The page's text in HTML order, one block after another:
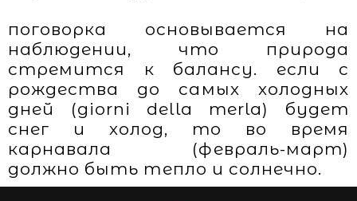
поговорка основывается на
наблюдении, что природа
стремится к балансу. если с
рождества до самых холодных
дней (giorni della merla) будет
снег и холод, то во время
карнавала (февраль-март)
должно быть тепло и солнечно.